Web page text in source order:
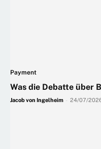
Payment
Was die Debatte über
Jacob von Ingelheim 24/07/